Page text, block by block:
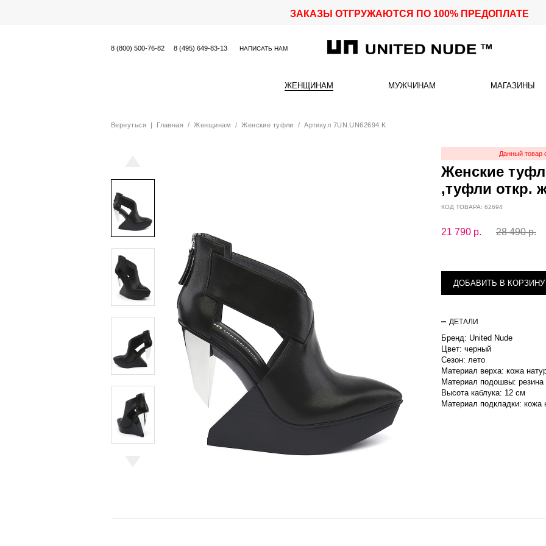
ЗАКАЗЫ ОТГРУЖАЮТСЯ ПО 100% ПРЕДОПЛАТЕ
8 (800) 500-76-82 8 (495) 649-83-13 НАПИСАТЬ НАМ
ЖЕНЩИНАМ МУЖЧИНАМ МАГАЗИНЫ
Вернуться| Главная /Женщинам /Женские туфли / Артикул 7UN.UN62694.K
Данный товар
Женские
,туфли откр.
КОД ТОВАРА: 62694
21 790 р. 28 490 р.
ДОБАВИТЬ В КОРЗИНУ
ДЕТАЛИ
Бренд: United Nude
Цвет: черный
Сезон: лето
Материал верха: кожа
Материал подошвы: резина
Высота каблука: 12 см
Материал подкладки: кожа